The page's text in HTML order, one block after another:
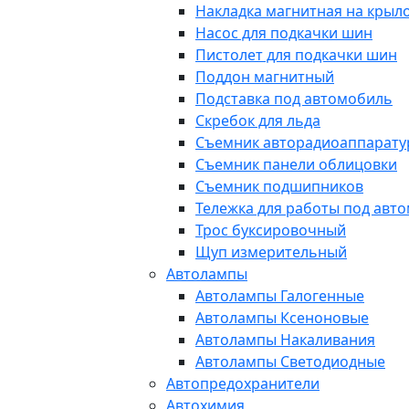
Накладка магнитная на
Насос для подкачки шин
Пистолет для подкачки шин
Поддон магнитный
Подставка под автомобиль
Скребок для льда
Съемник
Съемник панели облицовки
Съемник подшипников
Тележка для работы под
Трос буксировочный
Щуп измерительный
Автолампы
Автолампы Галогенные
Автолампы Ксеноновые
Автолампы Накаливания
Автолампы Светодиодные
Автопредохранители